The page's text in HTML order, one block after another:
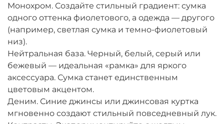
Монохром. Создайте стильный градиент: сумка
одного оттенка фиолетового, а одежда — другого
(например, светлая сумка и темно-фиолетовый
низ).
Нейтральная база. Черный, белый, серый или
бежевый — идеальная «рамка» для яркого
аксессуара. Сумка станет единственным
цветовым акцентом.
Деним. Синие джинсы или джинсовая куртка
мгновенно создают стильный повседневный лук.